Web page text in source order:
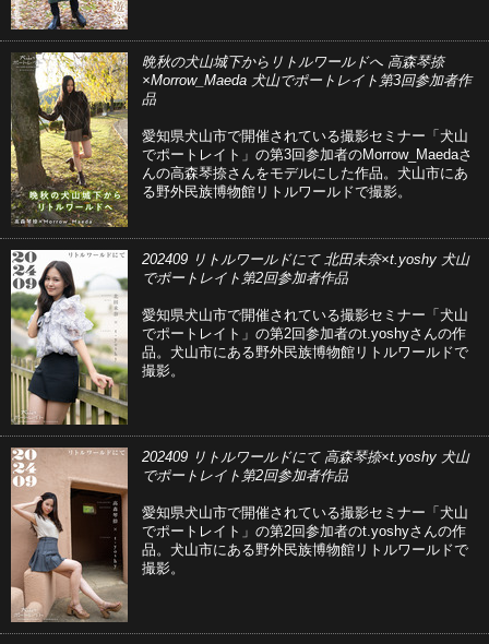
晩秋の犬山城下からリトルワールドへ 高森琴捺
×Morrow_Maeda 犬山でポートレイト第3回参加者作
品
愛知県犬山市で開催されている撮影セミナー「犬山
でポートレイト」の第3回参加者のMorrow_Maedaさ
んの高森琴捺さんをモデルにした作品。犬山市にあ
る野外民族博物館リトルワールドで撮影。
202409 リトルワールドにて 北田未奈×t.yoshy 犬山
でポートレイト第2回参加者作品
愛知県犬山市で開催されている撮影セミナー「犬山
でポートレイト」の第2回参加者のt.yoshyさんの作
品。犬山市にある野外民族博物館リトルワールドで
撮影。
202409 リトルワールドにて 高森琴捺×t.yoshy 犬山
でポートレイト第2回参加者作品
愛知県犬山市で開催されている撮影セミナー「犬山
でポートレイト」の第2回参加者のt.yoshyさんの作
品。犬山市にある野外民族博物館リトルワールドで
撮影。